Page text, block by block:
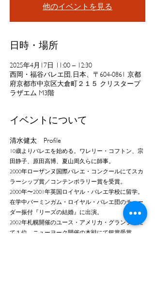
他のイベントを見る
日時・場所
2025年4月17日 11:00 – 12:30
西岡・福谷バレエ団, 日本、〒604-0861 京都
府京都市中京区大倉町２１５ クリスタープ
ラザエム M3階
イベントについて
清水健太　Profile
10歳よりバレエを始める。ワレリー・コフトン、宗
田静子、原田高博、夏山周久らに師事。
2000年ローザンヌ国際バレエ・コンクールにてスカ
ラーシップ賞／コンテンポラリー賞を受賞。
2000年〜2001年英国ロイヤル・バレエ学校に留学。
在学中バーミンガム・ロイヤル・バレエ団のチュー
ダー振付『リーズの結婚』に出演。
2002年札幌開催のユース・アメリカ・グランプリに
て１位、ニューヨーク開催の本戦にて銀賞受賞。